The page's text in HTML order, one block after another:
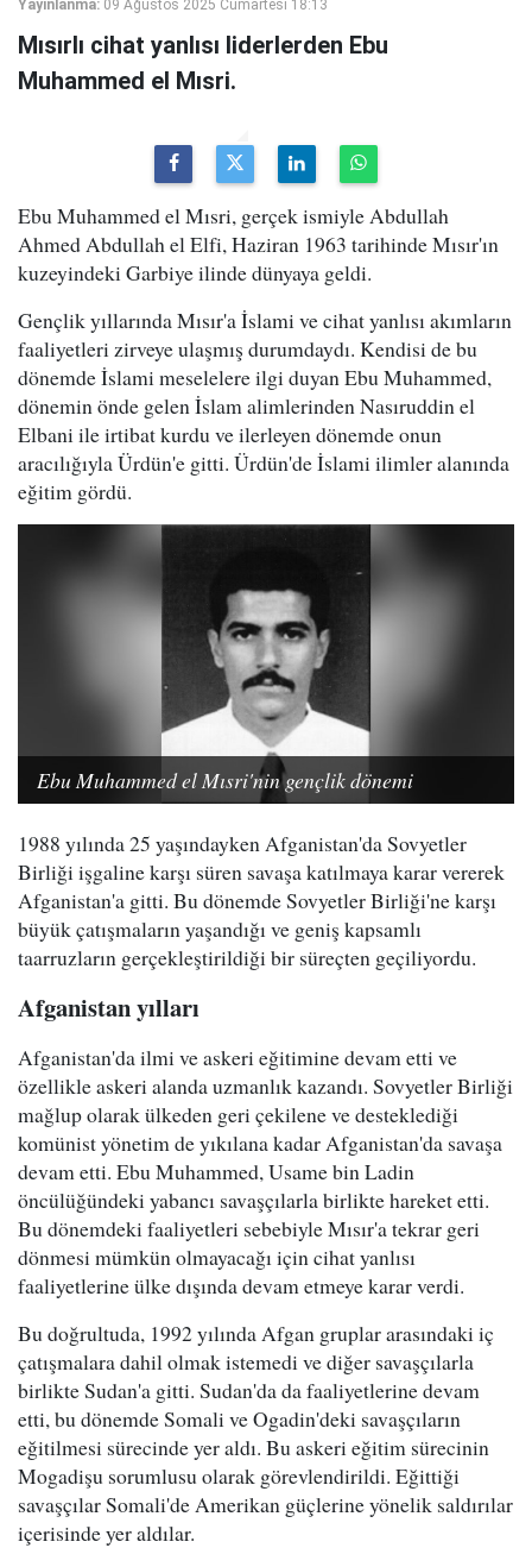
Yayınlanma: 09 Ağustos 2025 Cumartesi 18:13
Mısırlı cihat yanlısı liderlerden Ebu
Muhammed el Mısri.
Ebu Muhammed el Mısri, gerçek ismiyle Abdullah
Ahmed Abdullah el Elfi, Haziran 1963 tarihinde Mısır'ın
kuzeyindeki Garbiye ilinde dünyaya geldi.
Gençlik yıllarında Mısır'a İslami ve cihat yanlısı akımların
faaliyetleri zirveye ulaşmış durumdaydı. Kendisi de bu
dönemde İslami meselelere ilgi duyan Ebu Muhammed,
dönemin önde gelen İslam alimlerinden Nasıruddin el
Elbani ile irtibat kurdu ve ilerleyen dönemde onun
aracılığıyla Ürdün'e gitti. Ürdün'de İslami ilimler alanında
eğitim gördü.
Ebu Muhammed el Mısri'nin gençlik dönemi
1988 yılında 25 yaşındayken Afganistan'da Sovyetler
Birliği işgaline karşı süren savaşa katılmaya karar vererek
Afganistan'a gitti. Bu dönemde Sovyetler Birliği'ne karşı
büyük çatışmaların yaşandığı ve geniş kapsamlı
taarruzların gerçekleştirildiği bir süreçten geçiliyordu.
Afganistan yılları
Afganistan'da ilmi ve askeri eğitimine devam etti ve
özellikle askeri alanda uzmanlık kazandı. Sovyetler Birliği
mağlup olarak ülkeden geri çekilene ve desteklediği
komünist yönetim de yıkılana kadar Afganistan'da savaşa
devam etti. Ebu Muhammed, Usame bin Ladin
öncülüğündeki yabancı savaşçılarla birlikte hareket etti.
Bu dönemdeki faaliyetleri sebebiyle Mısır'a tekrar geri
dönmesi mümkün olmayacağı için cihat yanlısı
faaliyetlerine ülke dışında devam etmeye karar verdi.
Bu doğrultuda, 1992 yılında Afgan gruplar arasındaki iç
çatışmalara dahil olmak istemedi ve diğer savaşçılarla
birlikte Sudan'a gitti. Sudan'da da faaliyetlerine devam
etti, bu dönemde Somali ve Ogadin'deki savaşçıların
eğitilmesi sürecinde yer aldı. Bu askeri eğitim sürecinin
Mogadişu sorumlusu olarak görevlendirildi. Eğittiği
savaşçılar Somali'de Amerikan güçlerine yönelik saldırılar
içerisinde yer aldılar.